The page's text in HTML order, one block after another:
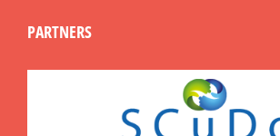
PARTNERS